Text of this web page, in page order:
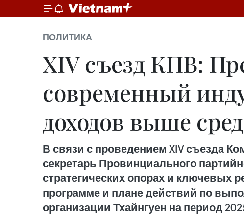
ПОЛИТИКА
XIV съезд КПВ:
современный
доходов выше
В связи с проведением XIV съезда
секретарь Провинциального
стратегических опорах и ключевых
программе и плане действий по
организации Тхайнгуен на период